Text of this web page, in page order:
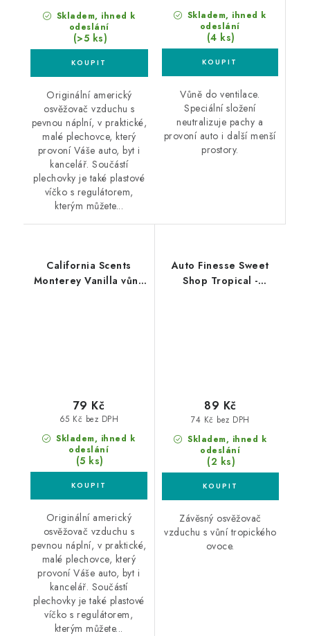
Skladem, ihned k
odeslání
(>5 ks)
Originální americký
osvěžovač vzduchu s
pevnou náplní, v praktické,
malé plechovce, který
provoní Váše auto, byt i
kancelář. Součástí
plechovky je také plastové
víčko s regulátorem,
kterým můžete...
Skladem, ihned k
odeslání
(4 ks)
Vůně do ventilace.
Speciální složení
neutralizuje pachy a
provoní auto i další menší
prostory.
California Scents
Monterey Vanilla vůně
Skladem, ihned k
odeslání
(5 ks)
65 Kč bez DPH
79 Kč
Originální americký
osvěžovač vzduchu s
pevnou náplní, v praktické,
malé plechovce, který
provoní Váše auto, byt i
kancelář. Součástí
plechovky je také plastové
víčko s regulátorem,
kterým můžete...
Auto Finesse Sweet
Shop Tropical -
Skladem, ihned k
odeslání
(2 ks)
74 Kč bez DPH
89 Kč
Závěsný osvěžovač
vzduchu s vůní tropického
ovoce.